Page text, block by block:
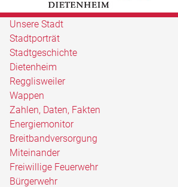
Unsere Stadt
Stadtporträt
Stadtgeschichte
Dietenheim
Regglisweiler
Wappen
Zahlen, Daten, Fakten
Energiemonitor
Breitbandversorgung
Miteinander
Freiwillige Feuerwehr
Bürgerwehr